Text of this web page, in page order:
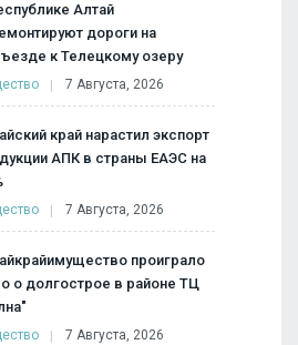
Алтай
дороги на
к Телецкому озеру
7 Августа, 2026
край нарастил экспорт
АПК в страны ЕАЭС на
7 Августа, 2026
проиграло
о долгострое в районе ТЦ
7 Августа, 2026